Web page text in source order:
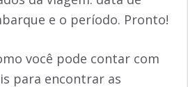
e o período. Pronto!
você pode contar com
para encontrar as